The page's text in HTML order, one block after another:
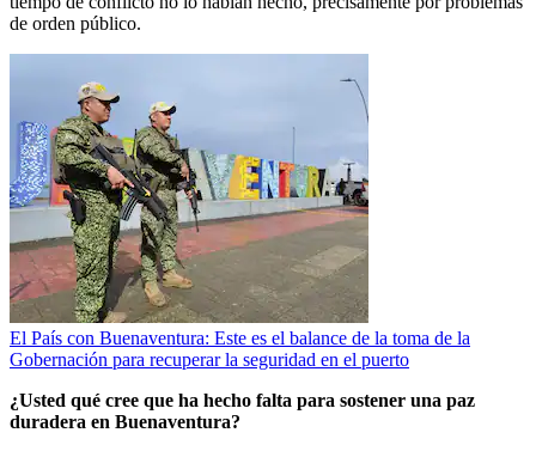
de orden público.
El País con Buenaventura: Este es el balance de la toma de la
Gobernación para recuperar la seguridad en el puerto
¿Usted qué cree que ha hecho falta para sostener una paz
duradera en Buenaventura?